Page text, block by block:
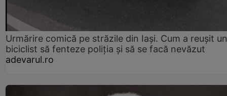
Urmărire comică pe străzile din Iași. Cum a reușit un
biciclist să fenteze poliția și să se facă nevăzut
adevarul.ro